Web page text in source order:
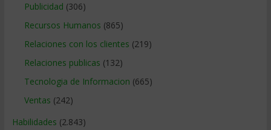
Publicidad (306)
Recursos Humanos (865)
Relaciones con los clientes (219)
Relaciones publicas (132)
Tecnologia de Informacion (665)
Ventas (242)
Habilidades (2.843)